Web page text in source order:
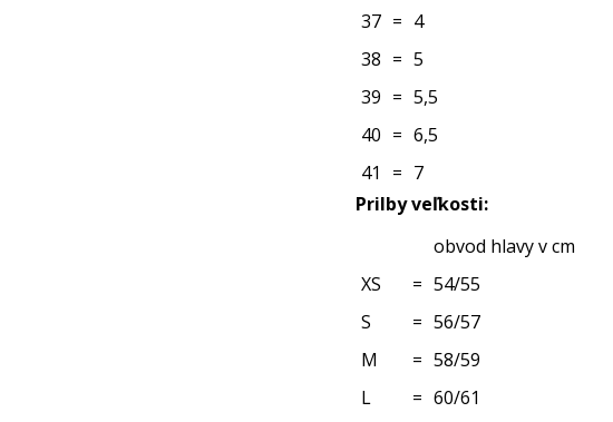
37 = 4
38 = 5
39 = 5,5
40 = 6,5
41
= 7
Prilby veľkosti:
obvod hlavy v cm
XS
= 54/55
S
= 56/57
M
= 58/59
L
= 60/61